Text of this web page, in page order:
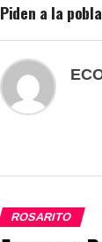
Piden a la
ROSARITO